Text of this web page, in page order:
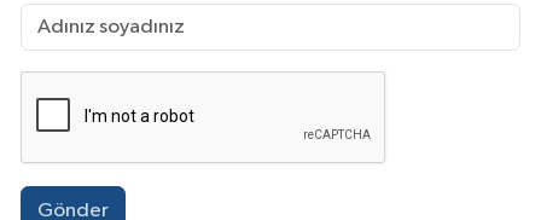
Gönder